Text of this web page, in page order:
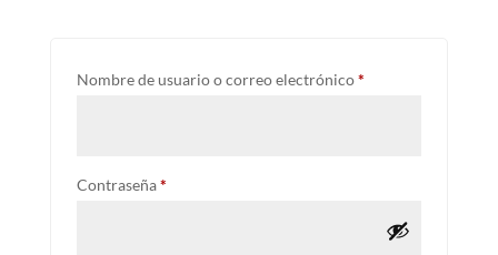
Nombre de usuario o correo electrónico*Obligatorio
Contraseña*Obligatorio